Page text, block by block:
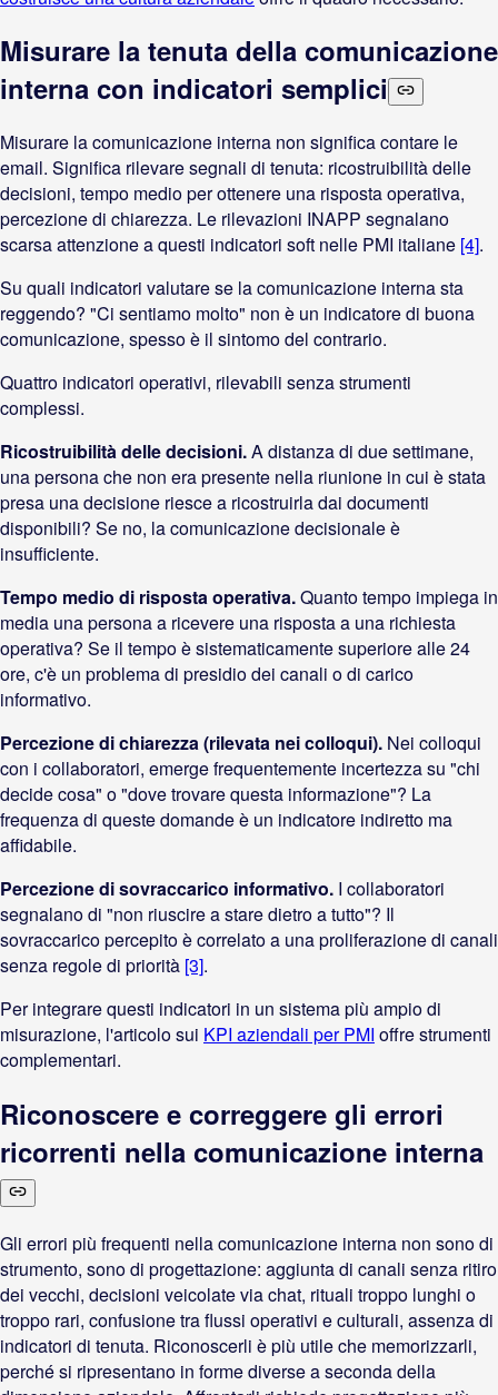
Misurare la tenuta della comunicazione
interna con indicatori semplici
Misurare la comunicazione interna non significa contare le
email. Significa rilevare segnali di tenuta: ricostruibilità delle
decisioni, tempo medio per ottenere una risposta operativa,
percezione di chiarezza. Le rilevazioni INAPP segnalano
scarsa attenzione a questi indicatori soft nelle PMI italiane [4].
Su quali indicatori valutare se la comunicazione interna sta
reggendo? "Ci sentiamo molto" non è un indicatore di buona
comunicazione, spesso è il sintomo del contrario.
Quattro indicatori operativi, rilevabili senza strumenti
complessi.
Ricostruibilità delle decisioni.A distanza di due settimane,
una persona che non era presente nella riunione in cui è stata
presa una decisione riesce a ricostruirla dai documenti
disponibili? Se no, la comunicazione decisionale è
insufficiente.
Tempo medio di risposta operativa.Quanto tempo impiega in
media una persona a ricevere una risposta a una richiesta
operativa? Se il tempo è sistematicamente superiore alle 24
ore, c'è un problema di presidio dei canali o di carico
informativo.
Percezione di chiarezza (rilevata nei colloqui). Nei colloqui
con i collaboratori, emerge frequentemente incertezza su "chi
decide cosa" o "dove trovare questa informazione"? La
frequenza di queste domande è un indicatore indiretto ma
affidabile.
Percezione di sovraccarico informativo. I collaboratori
segnalano di "non riuscire a stare dietro a tutto"? Il
sovraccarico percepito è correlato a una proliferazione di canali
senza regole di priorità [3].
Per integrare questi indicatori in un sistema più ampio di
misurazione, l'articolo sui KPI aziendali per PMI offre strumenti
complementari.
Riconoscere e correggere gli errori
ricorrenti nella comunicazione interna
Gli errori più frequenti nella comunicazione interna non sono di
strumento, sono di progettazione: aggiunta di canali senza ritiro
dei vecchi, decisioni veicolate via chat, rituali troppo lunghi o
troppo rari, confusione tra flussi operativi e culturali, assenza di
indicatori di tenuta. Riconoscerli è più utile che memorizzarli,
perché si ripresentano in forme diverse a seconda della